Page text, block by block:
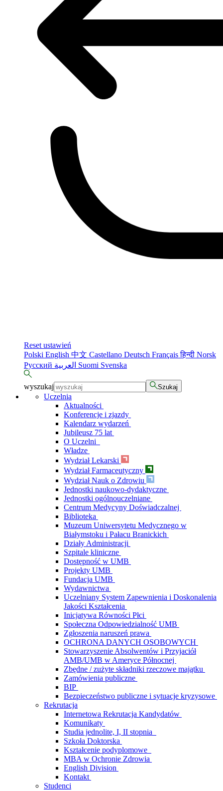
Reset ustawień
Polski English 中文 Castellano Deutsch Françaisहिन्दी Norsk
Русский
Suomi Svenska
wyszukaj Szukaj
Uczelnia
Aktualności
Konferencje i zjazdy
Kalendarz wydarzeń
Jubileusz 75 lat
O Uczelni
Władze
Wydział Lekarski
Wydział Farmaceutyczny
Wydział Nauk o Zdrowiu
Jednostki naukowo-dydaktyczne
Jednostki ogólnouczelniane
Centrum Medycyny Doświadczalnej
Biblioteka
Muzeum Uniwersytetu Medycznego w
Białymstoku i Pałacu Branickich
Działy Administracji
Szpitale kliniczne
Dostępność w UMB
Projekty UMB
Fundacja UMB
Wydawnictwa
Uczelniany System Zapewnienia i Doskonalenia
Jakości Kształcenia
Inicjatywa Równości Płci
Społeczna Odpowiedzialność UMB
Zgłoszenia naruszeń prawa
OCHRONA DANYCH OSOBOWYCH
Stowarzyszenie Absolwentów i Przyjaciół
AMB/UMB w Ameryce Północnej
Zbędne / zużyte składniki rzeczowe majątku
Zamówienia publiczne
BIP
Bezpieczeństwo publiczne i sytuacje kryzysowe
Rekrutacja
Internetowa Rekrutacja Kandydatów
Komunikaty
Studia jednolite, I, II stopnia
Szkoła Doktorska
Kształcenie podyplomowe
MBA w Ochronie Zdrowia
English Division
Kontakt
Studenci